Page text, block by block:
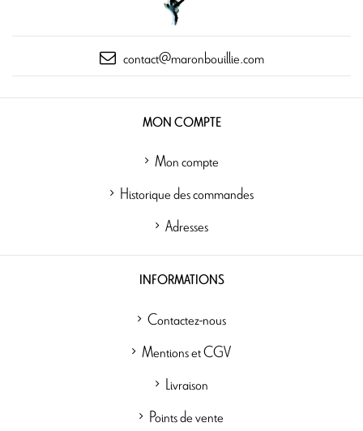
contact@maronbouillie.com
MON COMPTE
Mon compte
Historique des commandes
Adresses
INFORMATIONS
Contactez-nous
Mentions et CGV
Livraison
Points de vente